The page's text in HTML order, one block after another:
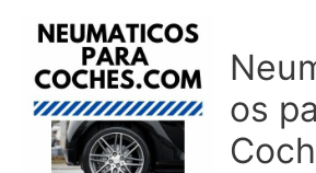
os